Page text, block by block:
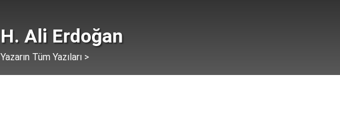
H. Ali Erdoğan
Yazarın Tüm Yazıları >